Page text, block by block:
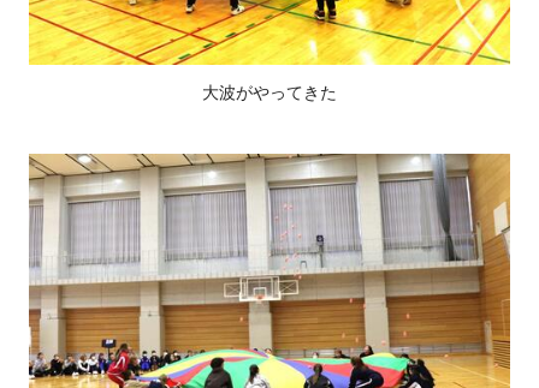
大波がやってきた